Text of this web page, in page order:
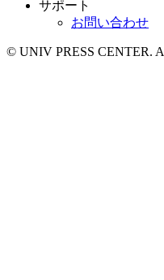
サポート
お問い合わせ
© UNIV PRESS CENTER.